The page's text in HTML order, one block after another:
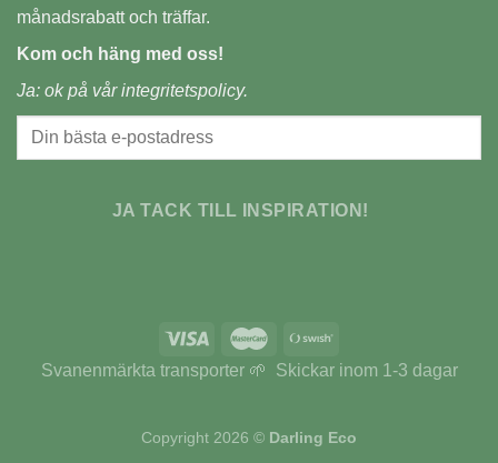
månadsrabatt och träffar.
Kom och häng med oss!
Ja: ok på vårintegritetspolicy.
JA TACK TILL INSPIRATION!
Svanenmärkta transporter 🌱 Skickar inom 1-3 dagar
Copyright 2026 © Darling Eco